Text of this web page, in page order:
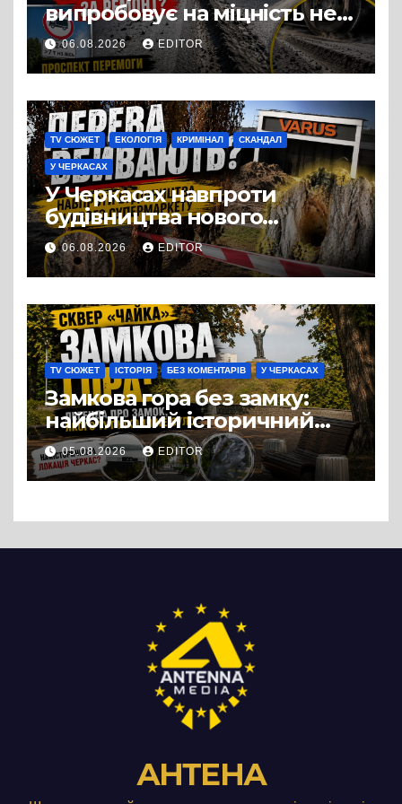
випробовує на міцність не
лише людей, а й дороги
Черкас
06.08.2026 EDITOR
TV СЮЖЕТ ЕКОЛОГІЯ КРИМІНАЛ СКАНДАЛ
У ЧЕРКАСАХ
У Черкасах навпроти
будівництва нового
супермаркету VARUS на
проспекті Перемоги всохли
дерева. І це навряд чи
можна назвати
випадковістю
06.08.2026 EDITOR
TV СЮЖЕТ ІСТОРІЯ БЕЗ КОМЕНТАРІВ У ЧЕРКАСАХ
Замкова гора без замку:
найбільший історичний
міф Черкас
05.08.2026 EDITOR
АНТЕНА